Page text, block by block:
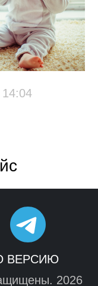
14:04
ВЕРСИЮ
2026